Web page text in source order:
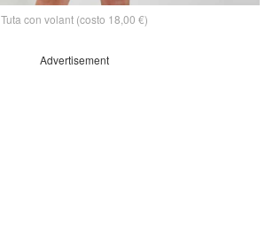
Tuta con volant (costo 18,00 €)
Advertisement